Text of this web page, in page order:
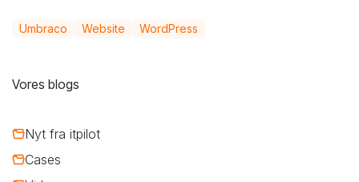
Umbraco Website WordPress
Vores blogs
Nyt fra itpilot
Cases